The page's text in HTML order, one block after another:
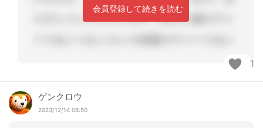
会員登録して続きを読む
1
ゲンクロウ
2023/12/14 08:50